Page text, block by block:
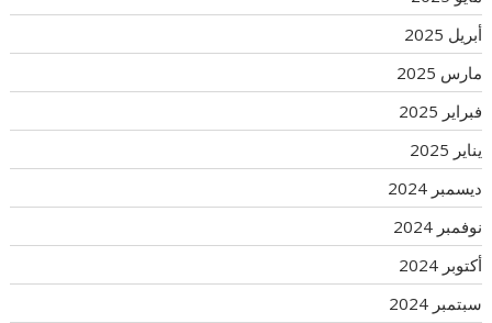
أبريل 2025
مارس 2025
فبراير 2025
يناير 2025
ديسمبر 2024
نوفمبر 2024
أكتوبر 2024
سبتمبر 2024